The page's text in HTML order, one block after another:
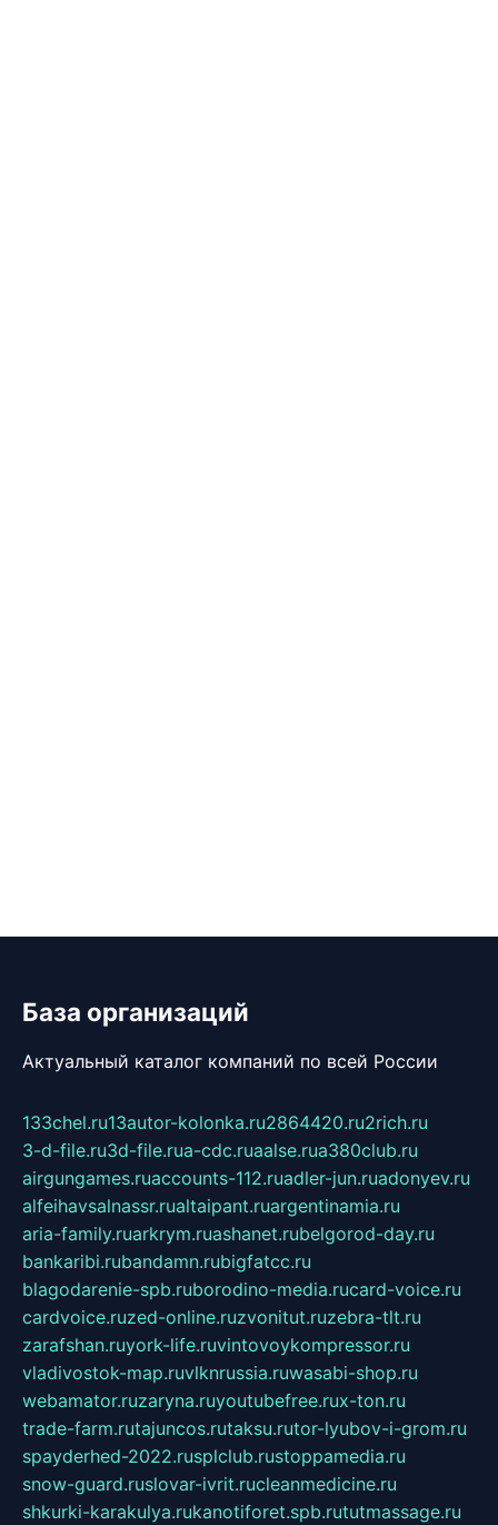
База организаций
Актуальный каталог компаний по всей России
133chel.ru13autor-kolonka.ru2864420.ru2rich.ru
3-d-file.ru3d-file.rua-cdc.ruaalse.rua380club.ru
airgungames.ruaccounts-112.ruadler-jun.ruadonyev.ru
alfeihavsalnassr.rualtaipant.ruargentinamia.ru
aria-family.ruarkrym.ruashanet.rubelgorod-day.ru
bankaribi.rubandamn.rubigfatcc.ru
blagodarenie-spb.ruborodino-media.rucard-voice.ru
cardvoice.ruzed-online.ruzvonitut.ruzebra-tlt.ru
zarafshan.ruyork-life.ruvintovoykompressor.ru
vladivostok-map.ruvlknrussia.ruwasabi-shop.ru
webamator.ruzaryna.ruyoutubefree.rux-ton.ru
trade-farm.rutajuncos.rutaksu.rutor-lyubov-i-grom.ru
spayderhed-2022.rusplclub.rustoppamedia.ru
snow-guard.ruslovar-ivrit.rucleanmedicine.ru
shkurki-karakulya.rukanotiforet.spb.rututmassage.ru